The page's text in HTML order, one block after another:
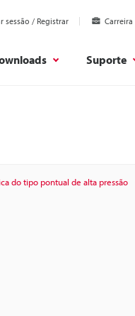
sessão / Registrar Carreira
Suporte
do tipo pontual de alta pressão